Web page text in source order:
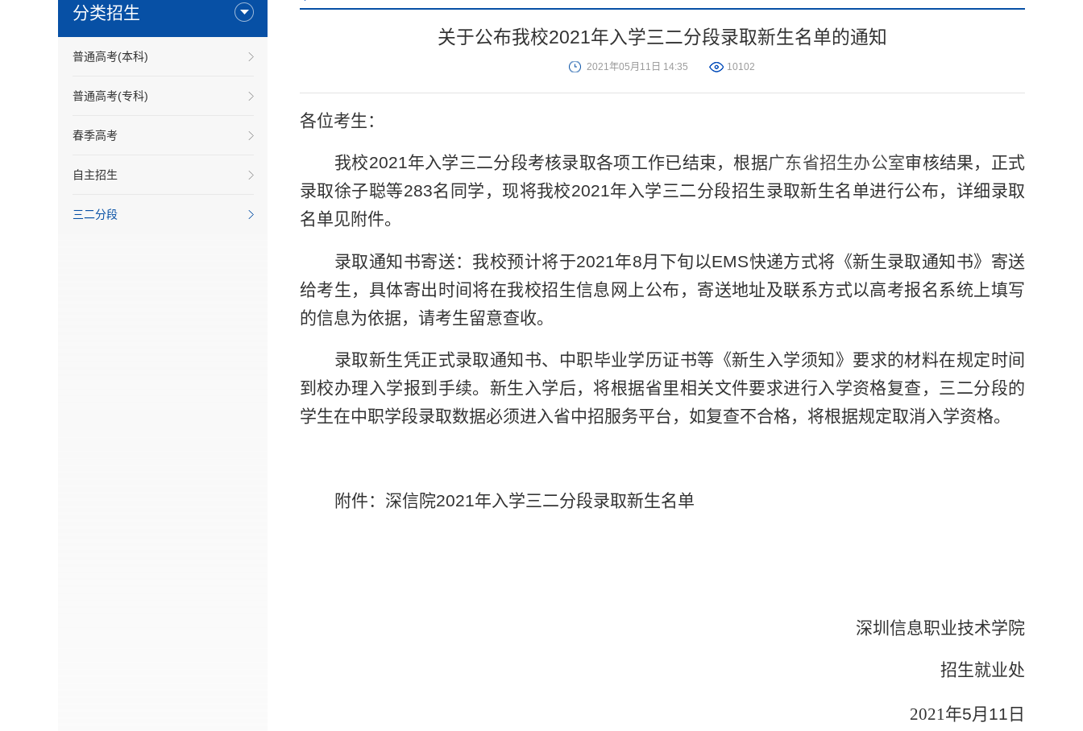
分类招生
普通高考(本科)
普通高考(专科)
春季高考
自主招生
三二分段
关于公布我校2021年入学三二分段录取新生名单的通知
2021年05月11日 14:35 10102
各位考生：
我校2021年入学三二分段考核录取各项工作已结束，根据广东省招生办公室审核结果，正式
录取徐子聪等283名同学，现将我校2021年入学三二分段招生录取新生名单进行公布，详细录取
名单见附件。
录取通知书寄送：我校预计将于2021年8月下旬以EMS快递方式将《新生录取通知书》寄送
给考生，具体寄出时间将在我校招生信息网上公布，寄送地址及联系方式以高考报名系统上填写
的信息为依据，请考生留意查收。
录取新生凭正式录取通知书、中职毕业学历证书等《新生入学须知》要求的材料在规定时间
到校办理入学报到手续。新生入学后，将根据省里相关文件要求进行入学资格复查，三二分段的
学生在中职学段录取数据必须进入省中招服务平台，如复查不合格，将根据规定取消入学资格。
附件：深信院2021年入学三二分段录取新生名单
深圳信息职业技术学院
招生就业处
2021年5月 11 日